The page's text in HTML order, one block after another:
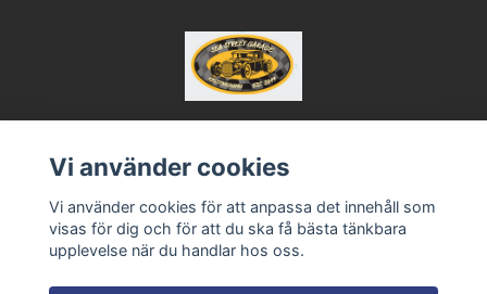
Kontakt
Köpvillkor
Vi använder cookies
Vi använder cookies för att anpassa det innehåll som
visas för dig och för att du ska få bästa tänkbara
upplevelse när du handlar hos oss.